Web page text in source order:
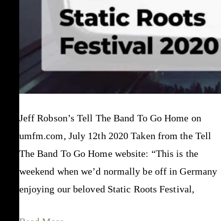
Jeff Robson’s Tell The Band To Go Home on
umfm.com, July 12th 2020 Taken from the Tell
The Band To Go Home website: “This is the
weekend when we’d normally be off in Germany
enjoying our beloved Static Roots Festival,